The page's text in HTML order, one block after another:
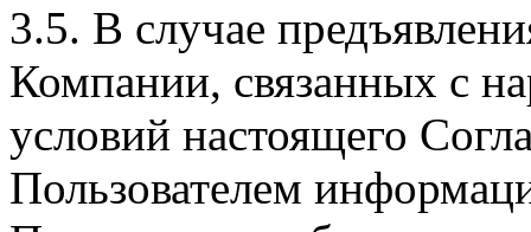
3.5. В случае
Компании, связанных с
условий настоящего
Пользователем